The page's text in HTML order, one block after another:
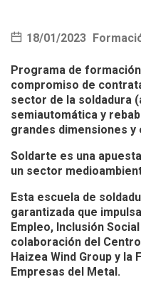
18/01/2023
Programa de
compromiso de
sector de la soldadura
semiautomática y
grandes dimensiones y
Soldarte es una
un sector
Esta escuela de
garantizada que
Empleo, Inclusión
colaboración del
Haizea Wind Group y la
Empresas del Metal.